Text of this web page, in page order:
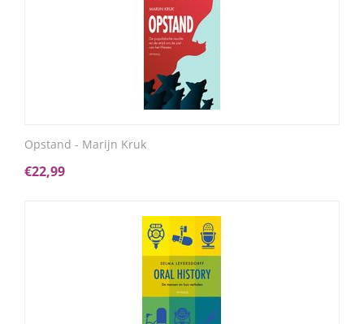
Opstand - Marijn Kruk
€22,99